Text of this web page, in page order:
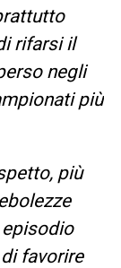
rifarsi il
negli
più
più
episodio
favorire